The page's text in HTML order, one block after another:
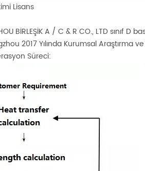
Lisans
BİRLEŞİK A / C & R CO., LTD sınıf D
2017 Yılında Kurumsal Araştırma
Süreci: